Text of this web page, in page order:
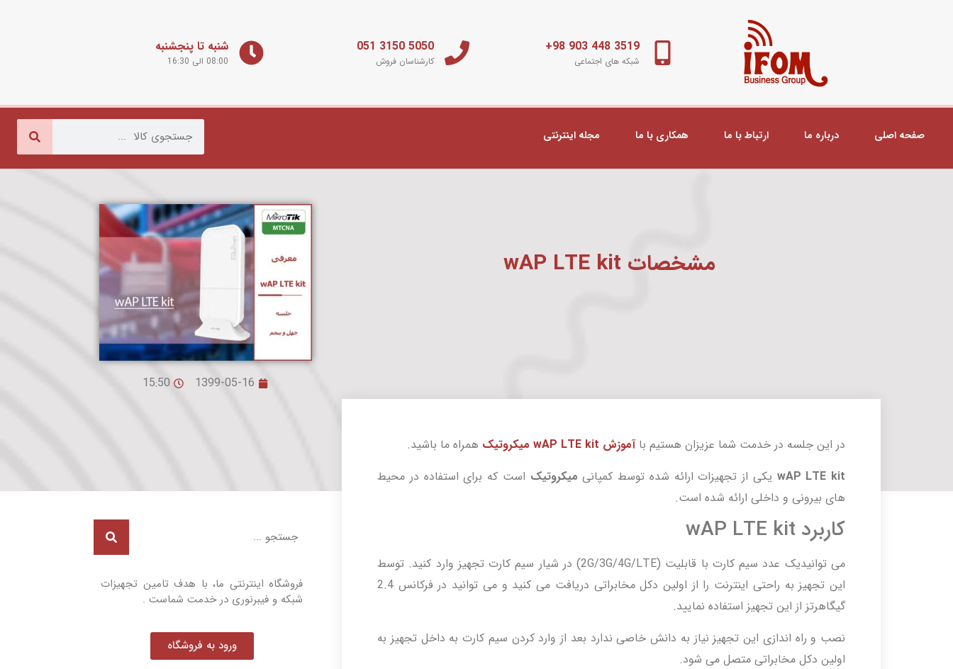
3519 448 903 98+
شبکه های اجتماعی
5050 3150 051
کارشناسان فروش
شنبه تا پنجشنبه
08:00 الی 16:30
صفحه اصلی درباره ما ارتباط با ما همکاری با ما مجله اینترنتی
مشخصات wAP LTE kit
1399-05-16
15:50
در این جلسه در خدمت شما عزیزان هستیم باآموزش wAP LTE kit میکروتیک
همراه ما باشید.
wAP LTE kit یکی از تجهیزات ارائه شده توسط کمپانی میکروتیک است که برای استفاده در محیط
های بیرونی و داخلی ارائه شده است.
کاربرد wAP LTE kit
می توانیدیک عدد سیم کارت با قابلیت (2G/3G/4G/LTE) در شیار سیم کارت تجهیز وارد کنید. توسط
این تجهیز به راحتی اینترنت را از اولین دکل مخابراتی دریافت می کنید و می توانید در فرکانس 2.4
گیگاهرتز از این تجهیز استفاده نمایید.
نصب و راه اندازی این تجهیز نیاز به دانش خاصی ندارد بعد از وارد کردن سیم کارت به داخل تجهیز به
اولین دکل مخابراتی متصل می شود.
فروشگاه اینترنتی ما، با هدف تامین تجهیزات
شبکه و فیبرنوری در خدمت شماست .
ورود به فروشگاه